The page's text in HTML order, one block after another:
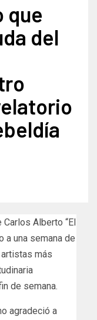
que
del
Carlos Alberto “El
a una semana de
más
de semana.
agradeció a